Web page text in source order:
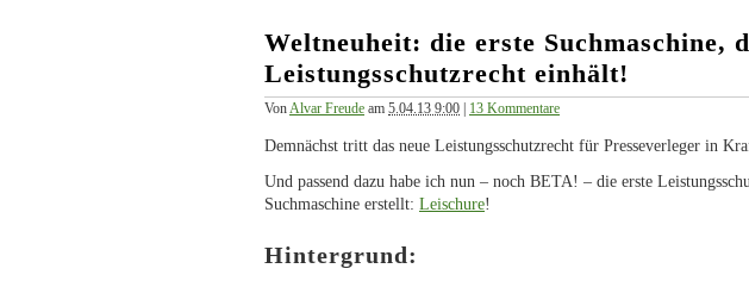
Weltneuheit: die erste Suchmaschine,
Leistungsschutzrecht einhält!
VonAlvar Freude am 5.04.13 9:00 13 Kommentare
Demnächst tritt das neue Leistungsschutzrecht für Presseverleger in
Und passend dazu habe ich nun – noch BETA! – die erste
Suchmaschine erstellt: Leischure!
Hintergrund: